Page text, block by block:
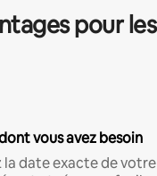
pour
vous avez besoin
date exacte de